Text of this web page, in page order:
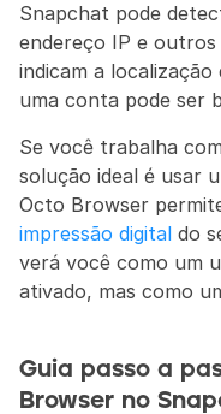
Snapchat pode
endereço IP e
indicam a
uma conta pode ser
Se você trabalha
solução ideal é usar
impressão digital do
verá você como um
ativado, mas como
Guia passo a
Browser no